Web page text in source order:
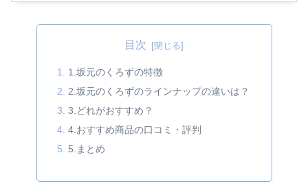
目次
1.坂元のくろずの特徴
2.坂元のくろずのラインナップの違いは？
3.どれがおすすめ？
4.おすすめ商品の口コミ・評判
5.まとめ